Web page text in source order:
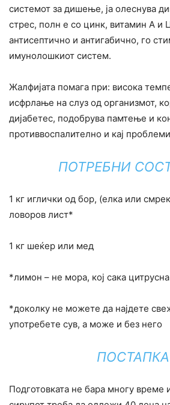
системот за дишење, ја олеснува
стрес, полн е со цинк, витамин А и
антисептично и антигабично, го
имунолошкиот систем.
Жалфијата помага при: висока
исфрлање на слуз од организмот,
дијабетес, подобрува памтење и
противвоспалително и кај
ПОТРЕБНИ
1 кг иглички од бор, (елка или
ловоров лист*
1 кг шеќер или мед
*лимон – не мора, кој сака
*доколку не можете да најдете
употребете сув, а може и без него
Подготовката не бара многу време